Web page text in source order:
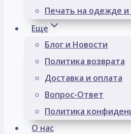
Печать на одежде и
Еще
Блог и Новости
Политика возврата
Доставка и оплата
Вопрос-Ответ
Политика
О нас